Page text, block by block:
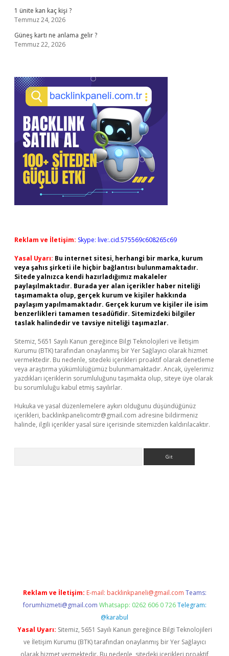
1 ünite kan kaç kişi ?
Temmuz 24, 2026
Güneş kartı ne anlama gelir ?
Temmuz 22, 2026
Reklam ve İletişim: Skype: live:.cid.575569c608265c69
Yasal Uyarı: Bu internet sitesi, herhangi bir marka, kurum
veya şahıs şirketi ile hiçbir bağlantısı bulunmamaktadır.
Sitede yalnızca kendi hazırladığımız makaleler
paylaşılmaktadır. Burada yer alan içerikler haber niteliği
taşımamakta olup, gerçek kurum ve kişiler hakkında
paylaşım yapılmamaktadır. Gerçek kurum ve kişiler ile isim
benzerlikleri tamamen tesadüfidir. Sitemizdeki bilgiler
taslak halindedir ve tavsiye niteliği taşımazlar.
Sitemiz, 5651 Sayılı Kanun gereğince Bilgi Teknolojileri ve İletişim
Kurumu (BTK) tarafından onaylanmış bir Yer Sağlayıcı olarak hizmet
vermektedir. Bu nedenle, sitedeki içerikleri proaktif olarak denetleme
veya araştırma yükümlülüğümüz bulunmamaktadır. Ancak, üyelerimiz
yazdıkları içeriklerin sorumluluğunu taşımakta olup, siteye üye olarak
bu sorumluluğu kabul etmiş sayılırlar.
Hukuka ve yasal düzenlemelere aykırı olduğunu düşündüğünüz
içerikleri, backlinkpanelicomtr@gmail.com adresine bildirmeniz
halinde, ilgili içerikler yasal süre içerisinde sitemizden kaldırılacaktır.
Reklam ve İletişim: E-mail: backlinkpaneli@gmail.com Teams:
forumhizmeti@gmail.com Whatsapp: 0262 606 0 726 Telegram:
@karabul
Yasal Uyarı: Sitemiz, 5651 Sayılı Kanun gereğince Bilgi Teknolojileri
ve İletişim Kurumu (BTK) tarafından onaylanmış bir Yer Sağlayıcı
olarak hizmet vermektedir. Bu nedenle, sitedeki içerikleri proaktif